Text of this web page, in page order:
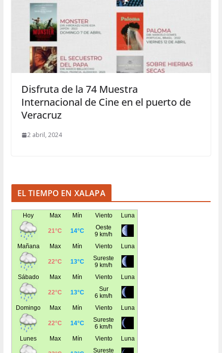
Disfruta de la 74 Muestra
Internacional de Cine en el puerto de
Veracruz
2 abril, 2024
EL TIEMPO EN XALAPA